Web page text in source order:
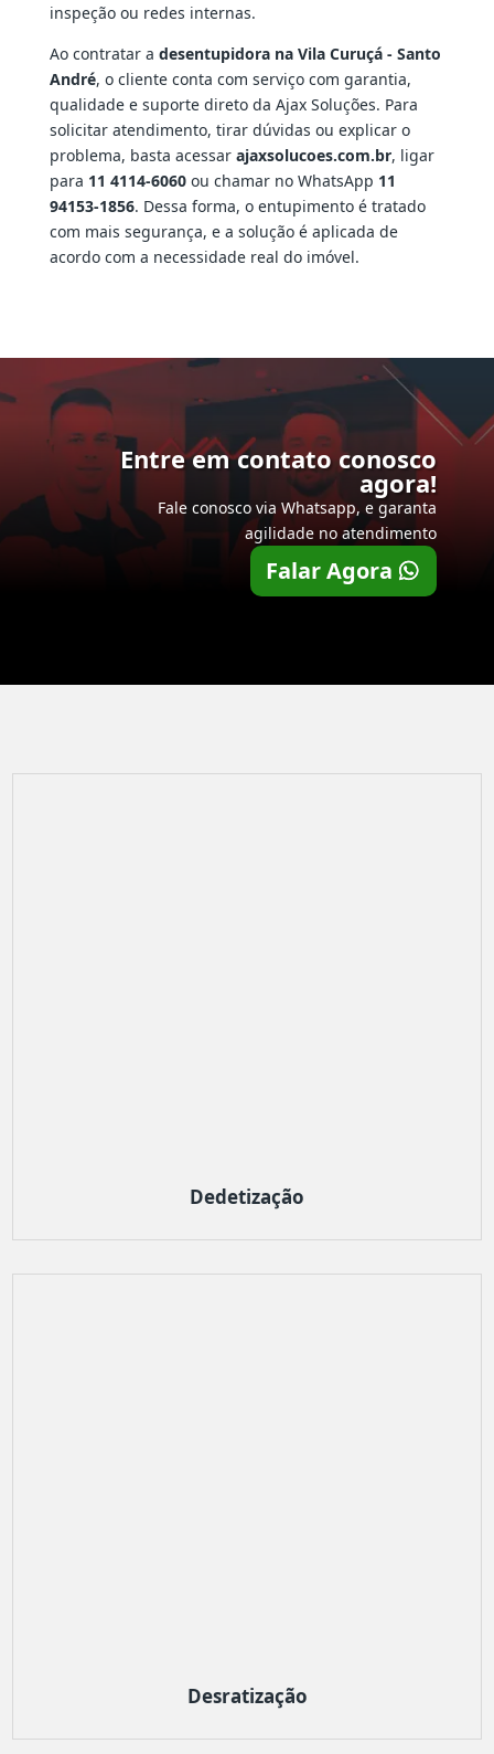
inspeção ou redes internas.
Ao contratar a desentupidora na Vila Curuçá - Santo
André, o cliente conta com serviço com garantia,
qualidade e suporte direto da Ajax Soluções. Para
solicitar atendimento, tirar dúvidas ou explicar o
problema, basta acessar ajaxsolucoes.com.br, ligar
para 11 4114-6060ou chamar no WhatsApp 11
94153-1856. Dessa forma, o entupimento é tratado
com mais segurança, e a solução é aplicada de
acordo com a necessidade real do imóvel.
Entre em contato conosco
agora!
Fale conosco via Whatsapp, e garanta
agilidade no atendimento
Falar Agora
Dedetização
Desratização